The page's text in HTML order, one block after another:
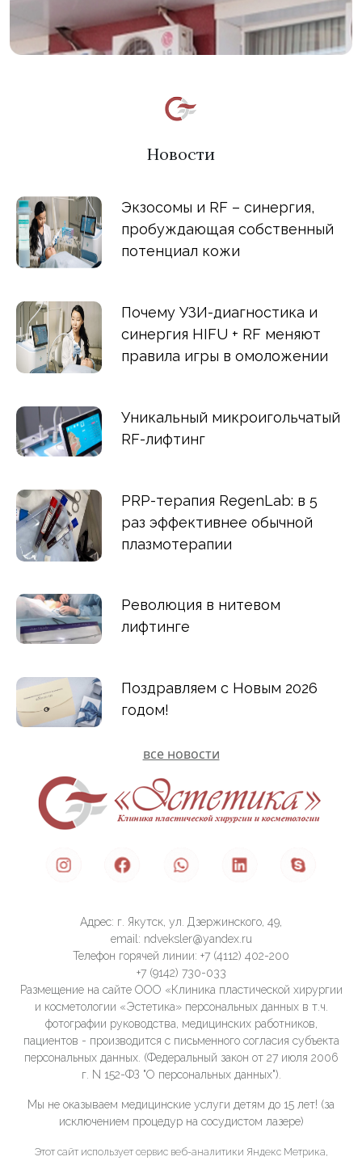
Новости
Экзосомы и RF – синергия,
пробуждающая собственный
потенциал кожи
Почему УЗИ-диагностика и
синергия HIFU + RF меняют
правила игры в омоложении
Уникальный микроигольчатый
RF-лифтинг
PRP-терапия RegenLab: в 5
раз эффективнее обычной
плазмотерапии
Революция в нитевом
лифтинге
Поздравляем с Новым 2026
годом!
все новости
Адрес: г. Якутск, ул. Дзержинского, 49,
email: ndveksler@yandex.ru
Телефон горячей линии: +7 (4112) 402-200
+7 (9142) 730-033
Размещение на сайте ООО «Клиника пластической хирургии
и косметологии «Эстетика» персональных данных в т.ч.
фотографии руководства, медицинских работников,
пациентов - производится с письменного согласия субъекта
персональных данных. (Федеральный закон от 27 июля 2006
г. N 152-ФЗ "О персональных данных").
Мы не оказываем медицинские услуги детям до 15 лет! (за
исключением процедур на сосудистом лазере)
Этот сайт использует сервис веб-аналитики Яндекс Метрика,